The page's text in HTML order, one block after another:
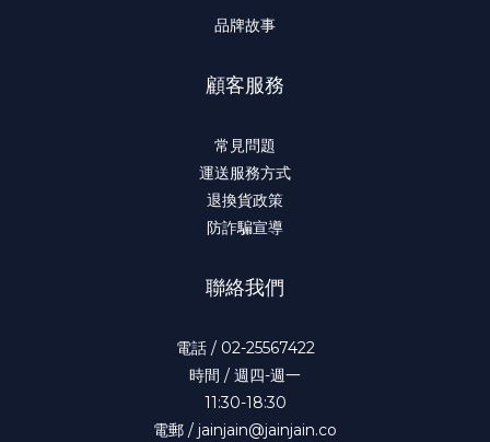
品牌故事
顧客服務
常見問題
運送服務方式
退換貨政策
防詐騙宣導
聯絡我們
電話 / 02-25567422
時間 / 週四-週一
11:30-18:30
電郵 / jainjain@jainjain.co